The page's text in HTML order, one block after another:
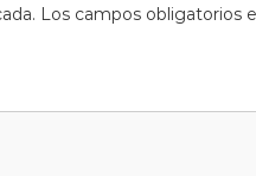
Los campos obligatorios